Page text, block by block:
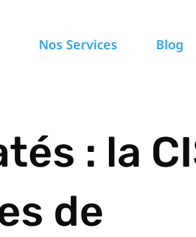
Nos Services Blog
: la
de